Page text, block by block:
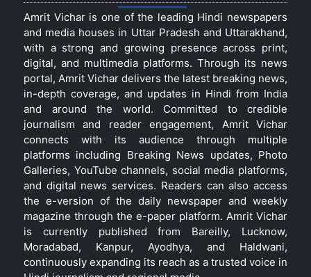
Amrit Vichar is one of the leading Hindi newspapers
and media houses in Uttar Pradesh and Uttarakhand,
with a strong and growing presence across print,
digital, and multimedia platforms. Through its news
portal, Amrit Vichar delivers the latest breaking news,
in-depth coverage, and updates in Hindi from India
and around the world. Committed to credible
journalism and reader engagement, Amrit Vichar
connects with its audience through multiple
platforms including Breaking News updates, Photo
Galleries, YouTube channels, social media platforms,
and digital news services. Readers can also access
the e-version of the daily newspaper and weekly
magazine through the e-paper platform. Amrit Vichar
is currently published from Bareilly, Lucknow,
Moradabad, Kanpur, Ayodhya, and Haldwani,
continuously expanding its reach as a trusted voice in